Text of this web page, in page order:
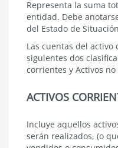
Financiera
Clasificado
Representa la suma
entidad. Debe
del Estado de
Las cuentas del
siguientes dos
corrientes y Activos
ACTIVOS
Incluye aquellos
serán realizados, (o